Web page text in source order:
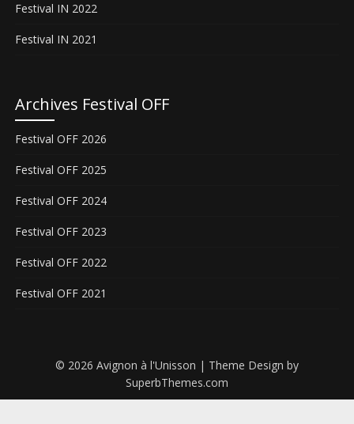
Festival IN 2022
Festival IN 2021
Archives Festival OFF
Festival OFF 2026
Festival OFF 2025
Festival OFF 2024
Festival OFF 2023
Festival OFF 2022
Festival OFF 2021
© 2026 Avignon à l'Unisson | Theme Design by
SuperbThemes.com